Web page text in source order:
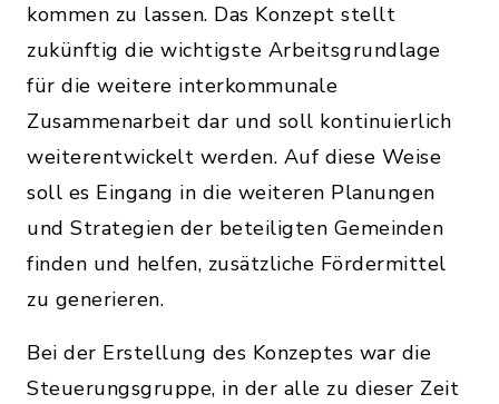
kommen zu lassen. Das Konzept stellt
zukünftig die wichtigste Arbeitsgrundlage
für die weitere interkommunale
Zusammenarbeit dar und soll kontinuierlich
weiterentwickelt werden. Auf diese Weise
soll es Eingang in die weiteren Planungen
und Strategien der beteiligten Gemeinden
finden und helfen, zusätzliche Fördermittel
zu generieren.
Bei der Erstellung des Konzeptes war die
Steuerungsgruppe, in der alle zu dieser Zeit